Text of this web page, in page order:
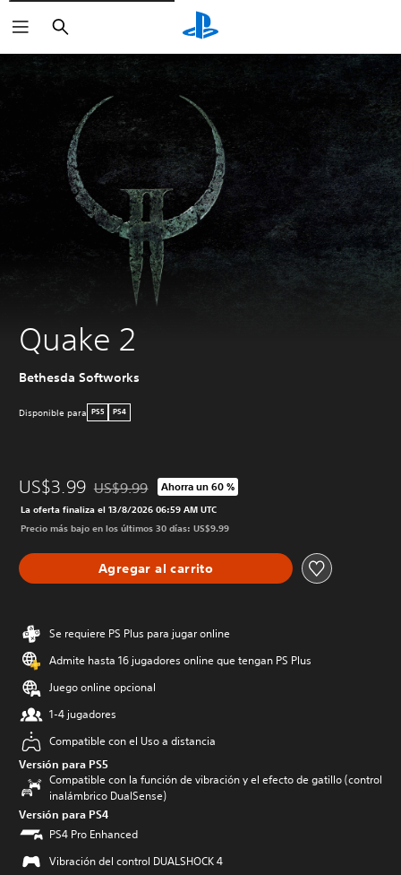
Buscar
Quake 2
Bethesda Softworks
Disponible para PS5 PS4
US$3.99 Rebajado del precio original de US$9.99
US$9.99 Ahorra un 60 %
La oferta finaliza el 13/8/2026 06:59 AM UTC
Precio más bajo en los últimos 30 días: US$9.99
Agregar al carrito
Se requiere PS Plus para jugar online
Admite hasta 16 jugadores online que tengan PS Plus
Juego online opcional
1-4 jugadores
Compatible con el Uso a distancia
Versión para PS5
Compatible con la función de vibración y el efecto de gatillo (control
inalámbrico DualSense)
Versión para PS4
PS4 Pro Enhanced
Vibración del control DUALSHOCK 4